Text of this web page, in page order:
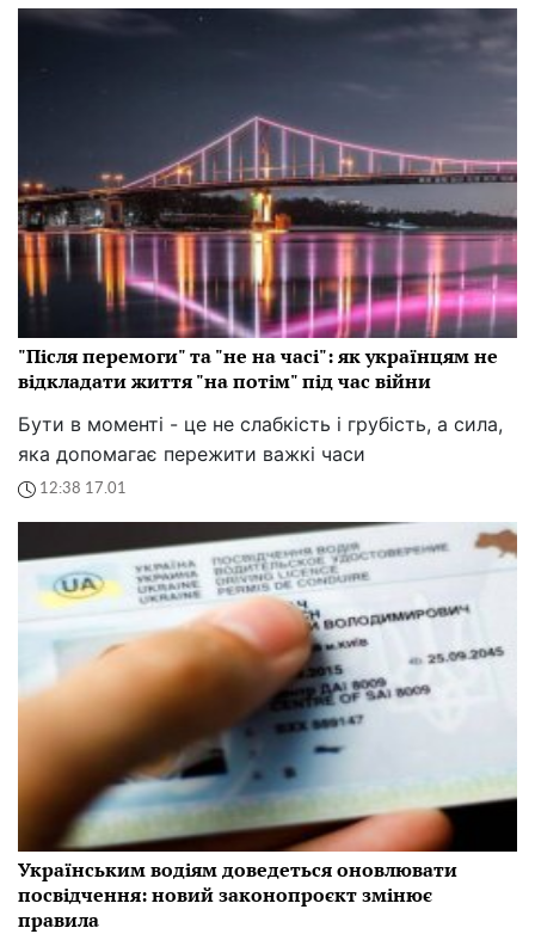
"Після перемоги" та "не на часі": як українцям не
відкладати життя "на потім" під час війни
Бути в моменті - це не слабкість і грубість, а сила,
яка допомагає пережити важкі часи
12:38 17.01
Українським водіям доведеться оновлювати
посвідчення: новий законопроєкт змінює
правила